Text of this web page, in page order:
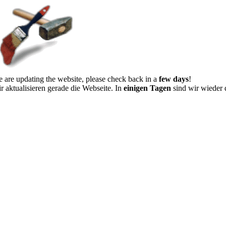
are updating the website, please check back in a few days!
aktualisieren gerade die Webseite. In einigen Tagen sind wir wieder